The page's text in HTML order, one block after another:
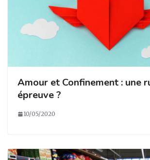
Amour et Confinement : une
épreuve ?
10/05/2020